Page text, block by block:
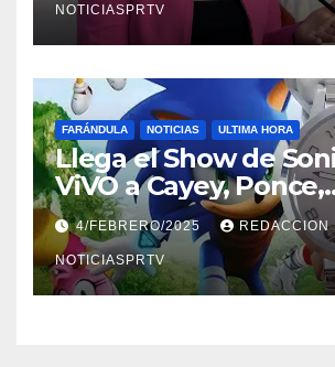
NOTICIASPRTV
FARÁNDULA NOTICIAS ULTIMA HORA
Llega el Show de
ViVO a Cayey, Ponce,
Barceloneta y
Relojes gratis para el
compre ahora….
4/FEBRERO/2025 REDACCION
NOTICIASPRTV